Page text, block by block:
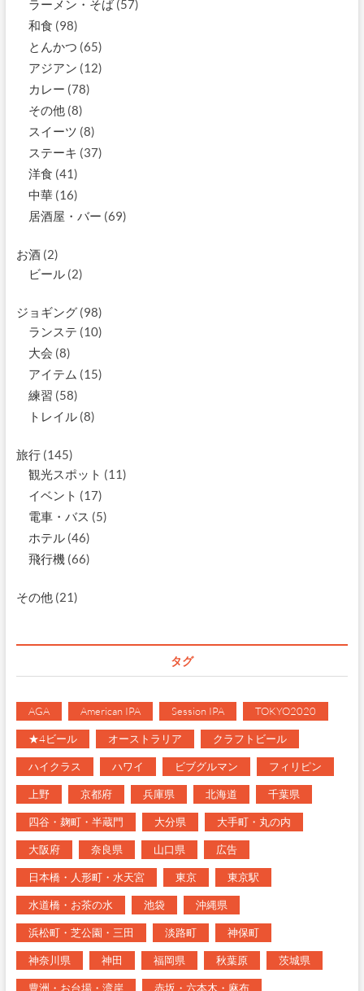
ラーメン・そば(57)
和食 (98)
とんかつ (65)
アジアン (12)
カレー (78)
その他(8)
スイーツ (8)
ステーキ (37)
洋食 (41)
中華(16)
居酒屋・バー (69)
お酒(2)
ビール(2)
ジョギング(98)
ランステ (10)
大会 (8)
アイテム (15)
練習 (58)
トレイル(8)
旅行(145)
観光スポット (11)
イベント (17)
電車・バス (5)
ホテル(46)
飛行機(66)
その他(21)
タグ
AGA American IPA Session IPA TOKYO2020
★4ビール オーストラリア クラフトビール
ハイクラス ハワイ ビブグルマン フィリピン
上野 京都府 兵庫県 北海道 千葉県
四谷・麹町・半蔵門 大分県 大手町・丸の内
大阪府 奈良県 山口県 広告
日本橋・人形町・水天宮 東京 東京駅
水道橋・お茶の水 池袋 沖縄県
浜松町・芝公園・三田 淡路町 神保町
神奈川県 神田 福岡県 秋葉原 茨城県
豊洲・お台場・湾岸 赤坂・六本木・麻布